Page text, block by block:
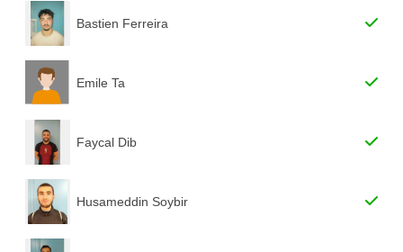
Bastien Ferreira
Emile Ta
Faycal Dib
Husameddin Soybir